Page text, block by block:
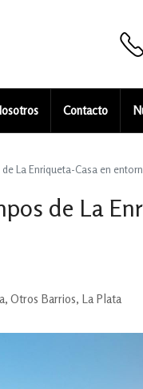
Contacto
La Enriqueta-Casa en
de La
Otros Barrios, La Plata